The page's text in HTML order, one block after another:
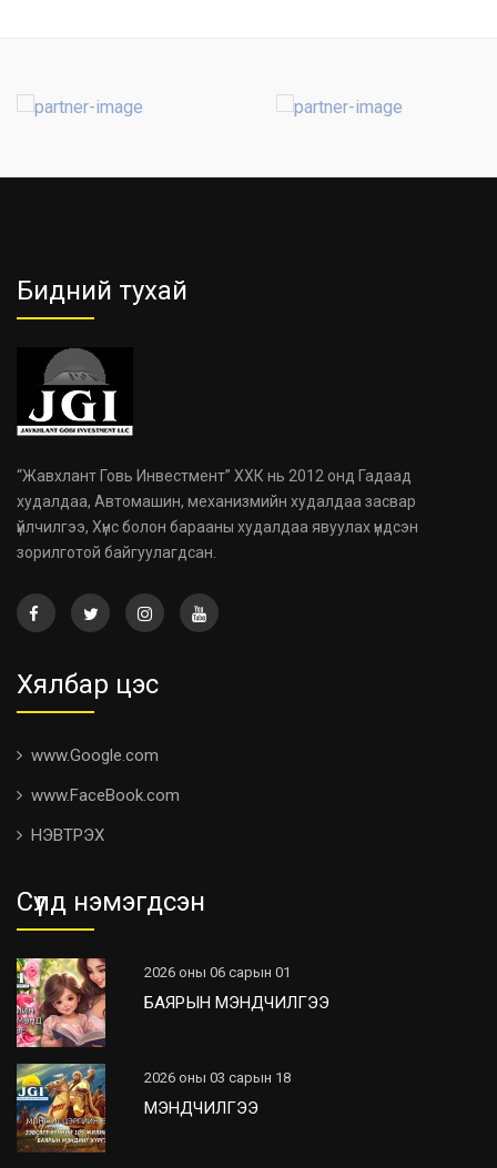
Бидний тухай
“Жавхлант Говь Инвестмент” ХХК нь 2012 онд Гадаад
худалдаа, Автомашин, механизмийн худалдаа засвар
үйлчилгээ, Хүнс болон барааны худалдаа явуулах үндсэн
зорилготой байгуулагдсан.
Хялбар цэс
www.Google.com
www.FaceBook.com
НЭВТРЭХ
Сүүлд нэмэгдсэн
2026 оны 06 сарын 01
БАЯРЫН МЭНДЧИЛГЭЭ
2026 оны 03 сарын 18
МЭНДЧИЛГЭЭ